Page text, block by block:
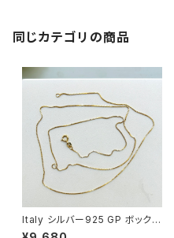
同じカテゴリの商品
Italy シルバー925 GP ボックス
チェーン（76cm）